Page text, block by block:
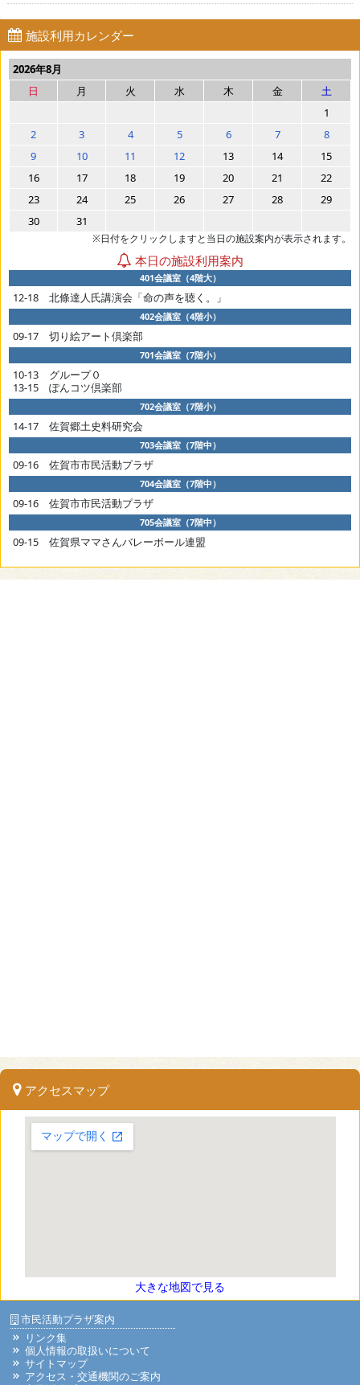
施設利用カレンダー
2026年8月
日
月 火 水 木 金
土
1
2
3 4 5 6 7
8
9
10 11 12 13 14
15
16
17 18 19 20 21
22
23
24 25 26 27 28
29
30
31
※日付をクリックしますと当日の施設案内が表示されます。
本日の施設利用案内
401会議室（4階大）
12-18 北條達人氏講演会「命の声を聴く。」
402会議室（4階小）
09-17 切り絵アート倶楽部
701会議室（7階小）
10-13 グループ０
13-15 ぽんコツ倶楽部
702会議室（7階小）
14-17 佐賀郷土史料研究会
703会議室（7階中）
09-16 佐賀市市民活動プラザ
704会議室（7階中）
09-16 佐賀市市民活動プラザ
705会議室（7階中）
09-15 佐賀県ママさんバレーボール連盟
アクセスマップ
大きな地図で見る
市民活動プラザ案内
リンク集
個人情報の取扱いについて
サイトマップ
アクセス・交通機関のご案内